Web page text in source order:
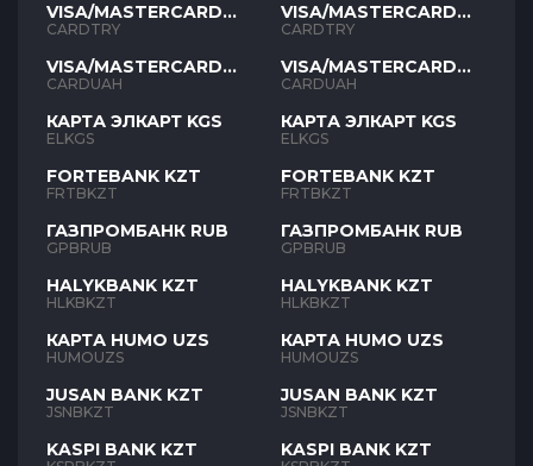
VISA/MASTERCARD
TYR
CARDTRY
VISA/MASTERCARD
UAH
CARDUAH
КАРТА ЭЛКАРТ KGS
ELKGS
FORTEBANK KZT
FRTBKZT
ГАЗПРОМБАНК RUB
GPBRUB
HALYKBANK KZT
HLKBKZT
КАРТА HUMO UZS
HUMOUZS
JUSAN BANK KZT
JSNBKZT
KASPI BANK KZT
VISA/MASTERCARD
TYR
CARDTRY
VISA/MASTERCARD
UAH
CARDUAH
КАРТА ЭЛКАРТ KGS
ELKGS
FORTEBANK KZT
FRTBKZT
ГАЗПРОМБАНК RUB
GPBRUB
HALYKBANK KZT
HLKBKZT
КАРТА HUMO UZS
HUMOUZS
JUSAN BANK KZT
JSNBKZT
KASPI BANK KZT